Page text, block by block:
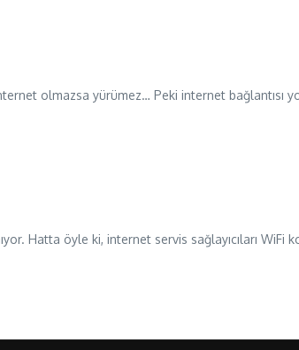
olmazsa yürümez… Peki internet bağlantısı
Hatta öyle ki, internet servis sağlayıcıları WiFi